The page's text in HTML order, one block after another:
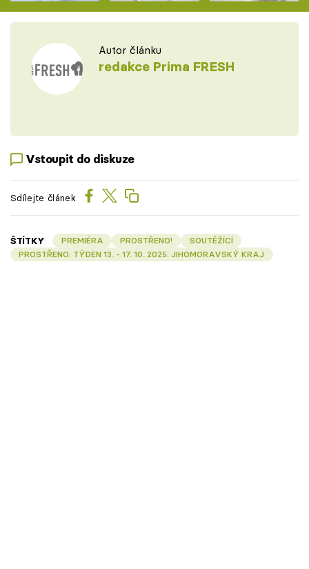
Autor článku
redakce Prima FRESH
Vstoupit do diskuze
Sdílejte článek
ŠTÍTKY PREMIÉRA PROSTŘENO!
SOUTĚŽÍCÍ
PROSTŘENO: TÝDEN 13. - 17. 10. 2025: JIHOMORAVSKÝ KRAJ